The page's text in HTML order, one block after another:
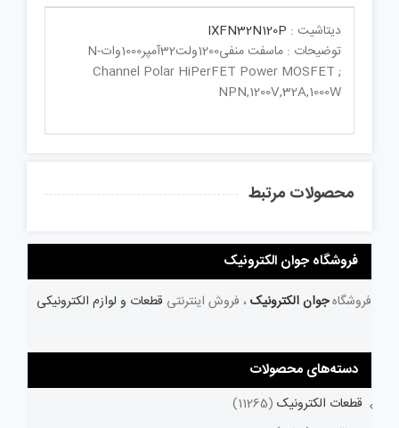
دیتاشیت : IXFN32N120P
توضیحات : ماسفت منفی1200ولت32آمپر1000واتN-
Channel Polar HiPerFET Power MOSFET ;
NPN,1200V,32A,1000W
محصولات مرتبط
فروشگاه جوان الکترونیک
فروشگاهجوان الکترونیک ، فروش اینترنتی قطعات و لوازم الکترونیکی
دسته‌های محصولات
قطعات الکترونیک (11265)